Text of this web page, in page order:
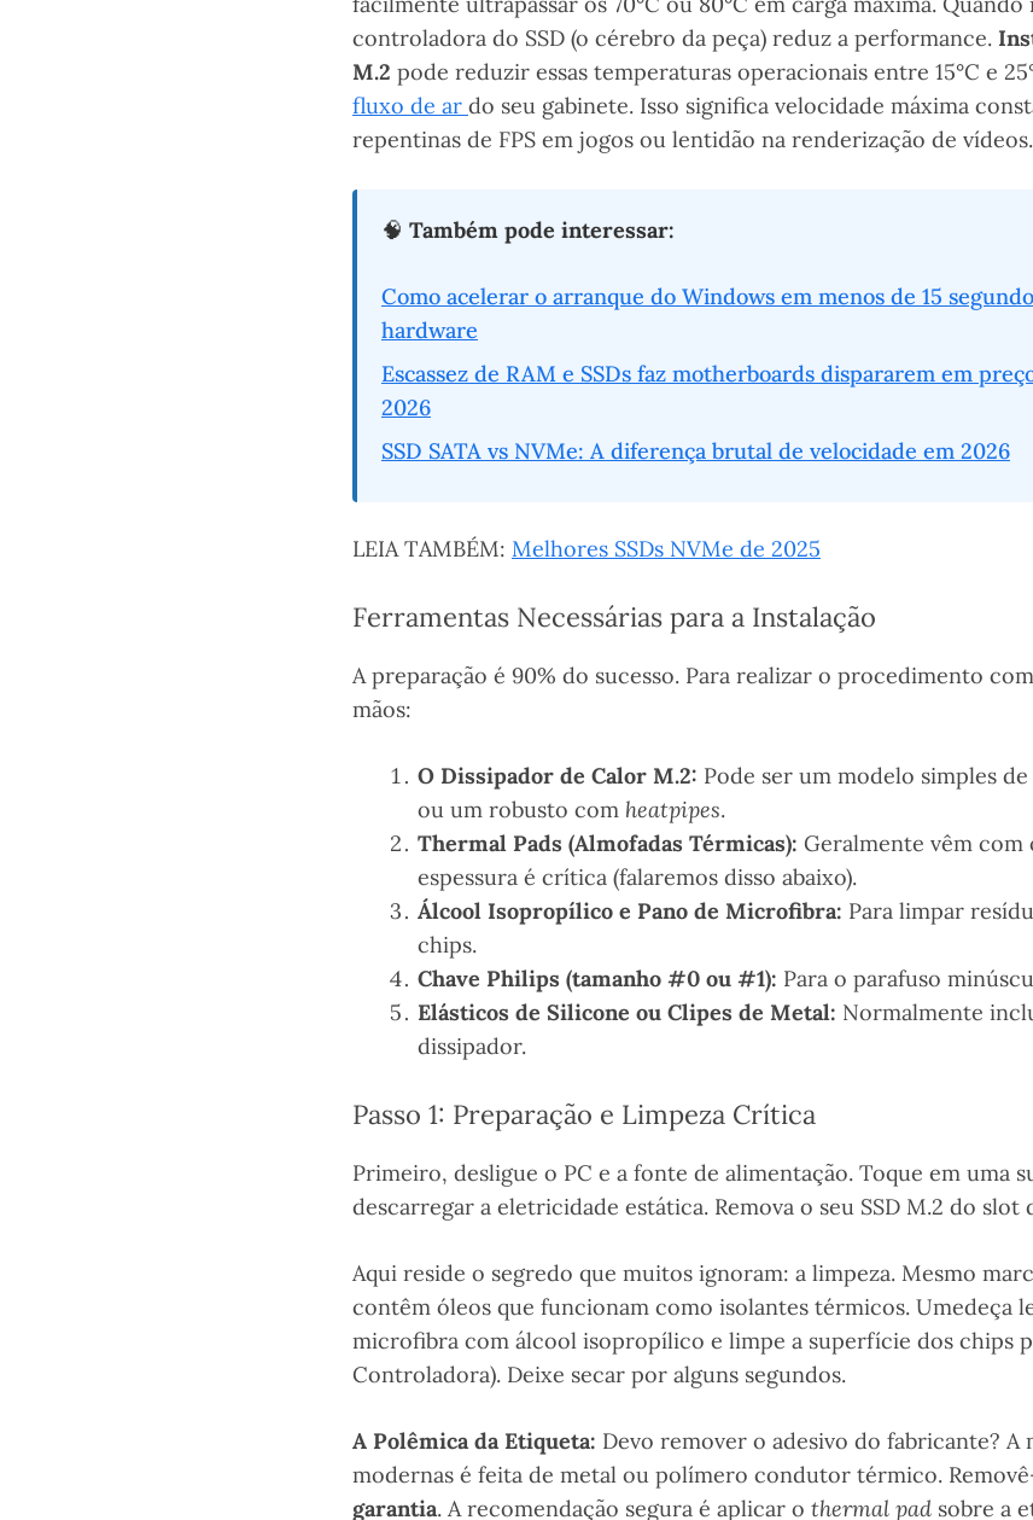
controladora do SSD (o cérebro da peça) reduz a performance.
M.2 pode reduzir essas temperaturas operacionais entre 15°C e
fluxo de ar do seu gabinete. Isso significa velocidade máxima
repentinas de FPS em jogos ou lentidão na renderização de vídeos.
🧠 Também pode interessar:
Como acelerar o arranque do Windows em menos de 15
hardware
Escassez de RAM e SSDs faz motherboards dispararem em
2026
SSD SATA vs NVMe: A diferença brutal de velocidade em 2026
LEIA TAMBÉM: Melhores SSDs NVMe de 2025
Ferramentas Necessárias para a Instalação
A preparação é 90% do sucesso. Para realizar o procedimento
mãos:
O Dissipador de Calor M.2: Pode ser um modelo simples
ou um robusto com heatpipes.
Thermal Pads (Almofadas Térmicas): Geralmente vêm com
espessura é crítica (falaremos disso abaixo).
Álcool Isopropílico e Pano de Microfibra: Para limpar
chips.
Chave Philips (tamanho #0 ou #1): Para o parafuso
Elásticos de Silicone ou Clipes de Metal: Normalmente
dissipador.
Passo 1: Preparação e Limpeza Crítica
Primeiro, desligue o PC e a fonte de alimentação. Toque em uma
descarregar a eletricidade estática. Remova o seu SSD M.2 do slot
Aqui reside o segredo que muitos ignoram: a limpeza. Mesmo
contêm óleos que funcionam como isolantes térmicos. Umedeça
microfibra com álcool isopropílico e limpe a superfície dos chips
Controladora). Deixe secar por alguns segundos.
A Polêmica da Etiqueta: Devo remover o adesivo do fabricante? A
modernas é feita de metal ou polímero condutor térmico.
garantia. A recomendação segura é aplicar o thermal pad sobre a